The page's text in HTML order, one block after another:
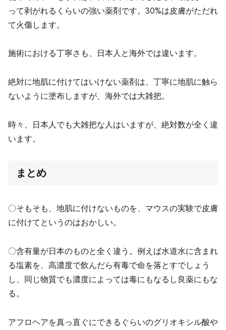
って剥がれるくらいの強い薬剤です。30%は皮膚がただれ
て火傷します。
施術における丁寧さも、日本人と海外では違います。
絶対に地肌に付けてはいけない薬剤は、丁寧に地肌に触ら
ないように塗布しますが、海外では大雑把。
時々、日本人でも大雑把な人はいますが、絶対数が全く違
います。
まとめ
〇そもそも、地肌に付けないものを、マウスの実験で皮膚
に付けてというのはおかしい。
〇含有量が日本のものと全く違う。例えば水道水に含まれ
る塩素を、高濃度で飲んだら有毒で命を落とすでしょう
し、同じ物質でも濃度によっては毒にもなるし良薬にもな
る。
アフロヘアを真っ直ぐにできるぐらいのグリオキシル酸や